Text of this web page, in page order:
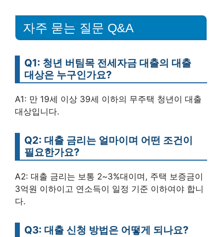
자주 묻는 질문 Q&A
Q1: 청년 버팀목 전세자금 대출의 대출
대상은 누구인가요?
A1: 만 19세 이상 39세 이하의 무주택 청년이 대출
대상입니다.
Q2: 대출 금리는 얼마이며 어떤 조건이
필요한가요?
A2: 대출 금리는 보통 2~3%대이며, 주택 보증금이
3억원 이하이고 연소득이 일정 기준 이하여야 합니
다.
Q3: 대출 신청 방법은 어떻게 되나요?